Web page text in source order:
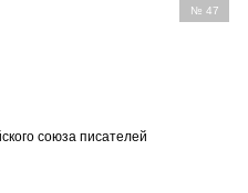
№ 47
союза писателей